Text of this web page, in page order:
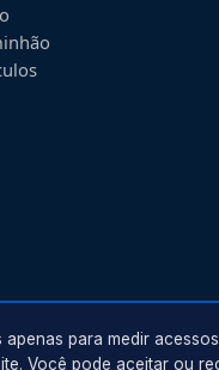
para medir
Você pode aceitar ou